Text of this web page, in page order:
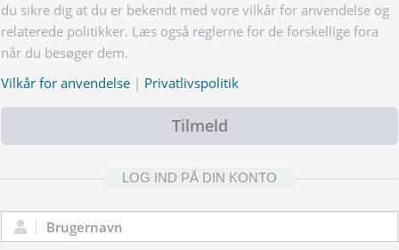
du sikre dig at du er bekendt med vore vilkår for anvendelse og
relaterede politikker. Læs også reglerne for de forskellige fora
når du besøger dem.
Vilkår for anvendelse | Privatlivspolitik
Tilmeld
LOG IND PÅ DIN KONTO
Brugernavn: